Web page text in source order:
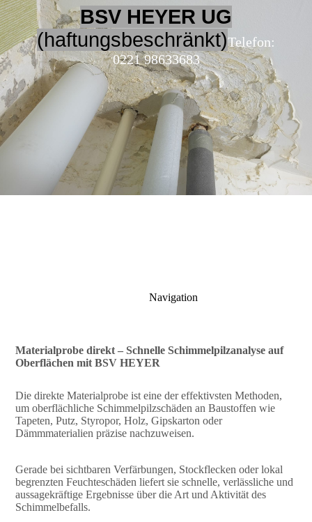
BSV HEYER UG
(haftungsbeschränkt)Telefon:
0221 98633683
Navigation
Materialprobe direkt – Schnelle Schimmelpilzanalyse auf
Oberflächen mit BSV HEYER
Die direkte Materialprobe ist eine der effektivsten Methoden,
um oberflächliche Schimmelpilzschäden an Baustoffen wie
Tapeten, Putz, Styropor, Holz, Gipskarton oder
Dämmmaterialien präzise nachzuweisen.
Gerade bei sichtbaren Verfärbungen, Stockflecken oder lokal
begrenzten Feuchteschäden liefert sie schnelle, verlässliche und
aussagekräftige Ergebnisse über die Art und Aktivität des
Schimmelbefalls.